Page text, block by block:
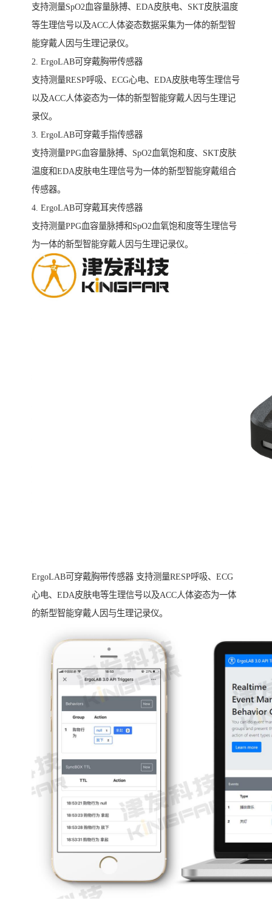
支持测量SpO2血容量脉搏、EDA皮肤电、SKT皮肤温度
等生理信号以及ACC人体姿态数据采集为一体的新型智
能穿戴人因与生理记录仪。
2. ErgoLAB可穿戴胸带传感器
支持测量RESP呼吸、ECG心电、EDA皮肤电等生理信号
以及ACC人体姿态为一体的新型智能穿戴人因与生理记
录仪。
3. ErgoLAB可穿戴手指传感器
支持测量PPG血容量脉搏、SpO2血氧饱和度、SKT皮肤
温度和EDA皮肤电生理信号为一体的新型智能穿戴组合
传感器。
4. ErgoLAB可穿戴耳夹传感器
支持测量PPG血容量脉搏和SpO2血氧饱和度等生理信号
为一体的新型智能穿戴人因与生理记录仪。
ErgoLAB可穿戴胸带传感器 支持测量RESP呼吸、ECG
心电、EDA皮肤电等生理信号以及ACC人体姿态为一体
的新型智能穿戴人因与生理记录仪。